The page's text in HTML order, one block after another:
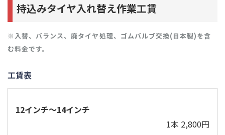
持込みタイヤ入れ替え作業工賃
※入替、バランス、廃タイヤ処理、ゴムバルブ交換(日本製)を含
む料金です。
工賃表
12インチ～14インチ
1本 2,800円